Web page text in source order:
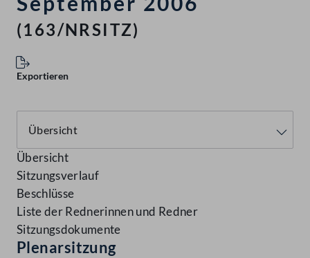
(163/NRSITZ)
Exportieren
Übersicht
Sitzungsverlauf
Beschlüsse
Liste der Rednerinnen und Redner
Sitzungsdokumente
Plenarsitzung